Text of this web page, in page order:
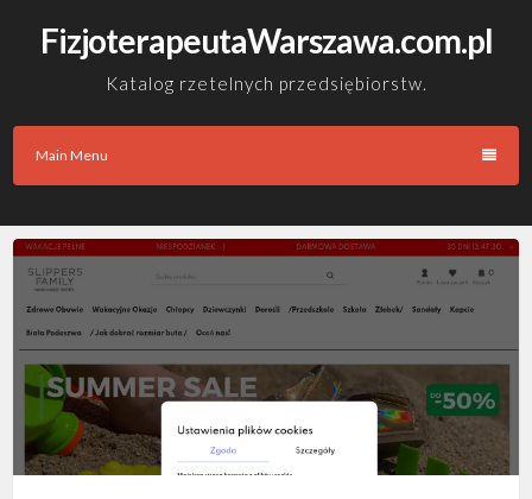
FizjoterapeutaWarszawa.com.pl
Katalog rzetelnych przedsiębiorstw.
Main Menu